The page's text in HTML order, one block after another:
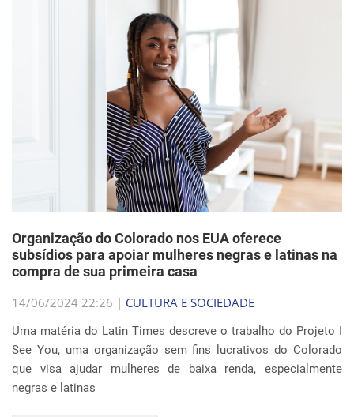
Organização do Colorado nos EUA oferece
subsídios para apoiar mulheres negras e latinas na
compra de sua primeira casa
14/06/2024 22:26 | CULTURA E SOCIEDADE
Uma matéria do Latin Times descreve o trabalho do Projeto I
See You, uma organização sem fins lucrativos do Colorado
que visa ajudar mulheres de baixa renda, especialmente
negras e latinas